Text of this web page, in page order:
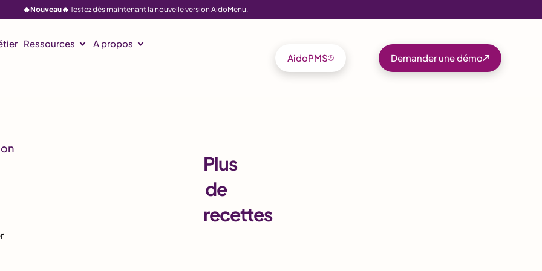
🔥Nouveau🔥 Testez dès maintenant la nouvelle version AidoMenu.
Ressources A propos
AidoPMS Demander une démo
Plus
de
recettes